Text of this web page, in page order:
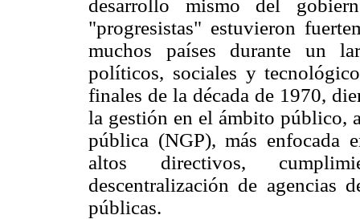
desarrollo mismo del
"progresistas" estuvieron
muchos países durante un
políticos, sociales y
finales de la década de 1970,
la gestión en el ámbito público,
pública (NGP), más enfocada
altos directivos,
descentralización de agencias
públicas.